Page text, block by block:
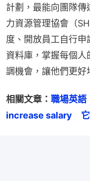
計劃，最能向團隊
力資源管理協會（
度、開放員工自行
資料庫，掌握每個
調機會，讓他們更好
相關文章： 職場英語
increase salary　